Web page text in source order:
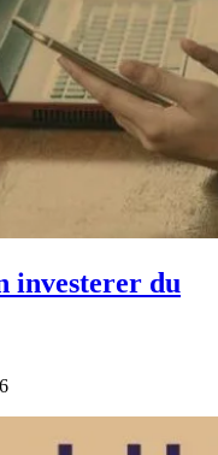
investerer du